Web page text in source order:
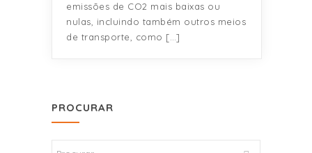
emissões de CO2 mais baixas ou
nulas, incluindo também outros meios
de transporte, como […]
PROCURAR